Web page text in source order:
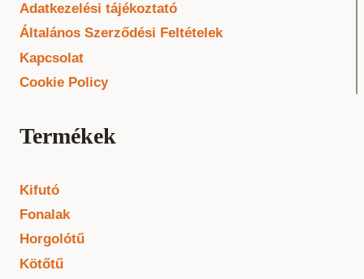
Adatkezelési tájékoztató
Általános Szerződési Feltételek
Kapcsolat
Cookie Policy
Termékek
Kifutó
Fonalak
Horgolótű
Kötőtű